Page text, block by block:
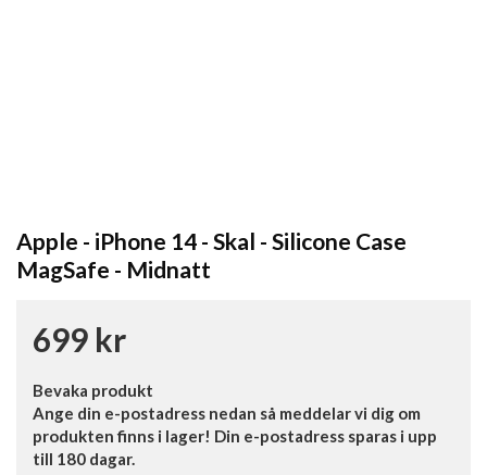
Apple - iPhone 14 - Skal - Silicone Case
MagSafe - Midnatt
699 kr
Bevaka produkt
Ange din e-postadress nedan så meddelar vi dig om
produkten finns i lager! Din e-postadress sparas i upp
till 180 dagar.